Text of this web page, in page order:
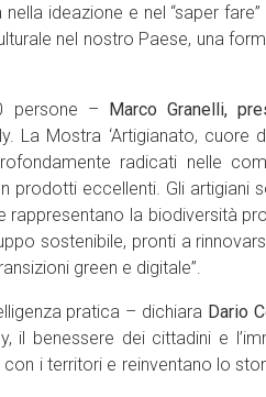
ideazione e nel “saper
nel nostro Paese, una
persone – Marco Granelli,
La Mostra ‘Artigianato, cuore
radicati nelle
prodotti eccellenti. Gli artigiani
la biodiversità
sostenibile, pronti a
green e digitale”.
pratica – dichiara Dario
benessere dei cittadini e
i territori e reinventano lo